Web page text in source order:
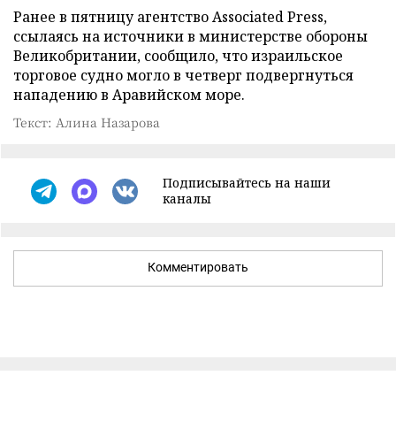
Ранее в пятницу агентство Associated Press,
ссылаясь на источники в министерстве обороны
Великобритании, сообщило, что израильское
торговое судно могло в четверг подвергнуться
нападению в Аравийском море.
Текст: Алина Назарова
Подписывайтесь на наши
каналы
Комментировать